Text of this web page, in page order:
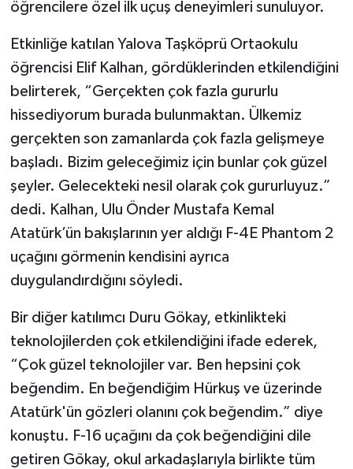
öğrencilere özel ilk uçuş deneyimleri sunuluyor.
Etkinliğe katılan Yalova Taşköprü Ortaokulu
öğrencisi Elif Kalhan, gördüklerinden etkilendiğini
belirterek, “Gerçekten çok fazla gururlu
hissediyorum burada bulunmaktan. Ülkemiz
gerçekten son zamanlarda çok fazla gelişmeye
başladı. Bizim geleceğimiz için bunlar çok güzel
şeyler. Gelecekteki nesil olarak çok gururluyuz.”
dedi. Kalhan, Ulu Önder Mustafa Kemal
Atatürk’ün bakışlarının yer aldığı F-4E Phantom 2
uçağını görmenin kendisini ayrıca
duygulandırdığını söyledi.
Bir diğer katılımcı Duru Gökay, etkinlikteki
teknolojilerden çok etkilendiğini ifade ederek,
“Çok güzel teknolojiler var. Ben hepsini çok
beğendim. En beğendiğim Hürkuş ve üzerinde
Atatürk'ün gözleri olanını çok beğendim.” diye
konuştu. F-16 uçağını da çok beğendiğini dile
getiren Gökay, okul arkadaşlarıyla birlikte tüm